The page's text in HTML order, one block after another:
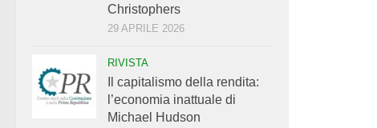
Christophers
29 APRILE 2026
RIVISTA
Il capitalismo della rendita:
l’economia inattuale di
Michael Hudson